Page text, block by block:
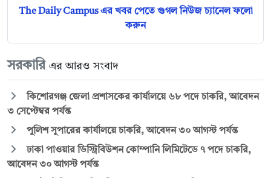
The Daily Campus এর খবর পেতে গুগল নিউজ চ্যানেল ফলো
করুন
সরকারি এর আরও সংবাদ
কিশোরগঞ্জ জেলা প্রশাসকের কার্যালয়ে ৬৮ পদে চাকরি, আবেদন
৩ সেপ্টেম্বর পর্যন্ত
পুলিশ সুপারের কার্যালয়ে চাকরি, আবেদন ৩০ আগস্ট পর্যন্ত
ঢাকা পাওয়ার ডিস্ট্রিবিউশন কোম্পানি লিমিটেডে ৭ পদে চাকরি,
আবেদন ৩০ আগস্ট পর্যন্ত